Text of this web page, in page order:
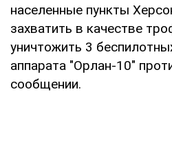
населенные пункты
захватить в качестве
уничтожить 3
аппарата "Орлан-10"
сообщении.